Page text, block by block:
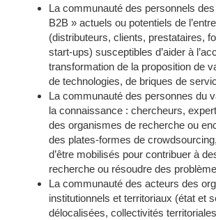
La communauté des personnels des
B2B » actuels ou potentiels de
(distributeurs, clients, prestataires,
start-ups) susceptibles d’aider à
transformation de la proposition de
de technologies, de briques de
La communauté des personnes du
la connaissance : chercheurs,
des organismes de recherche ou
des plates-formes de
d’être mobilisés pour contribuer à
recherche ou résoudre des
La communauté des acteurs des
institutionnels et territoriaux (état et
délocalisées, collectivités